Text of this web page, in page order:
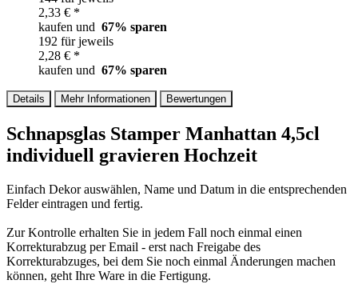
2,33 € *
kaufen und 67% sparen
192 für jeweils
2,28 € *
kaufen und 67% sparen
Details Mehr Informationen Bewertungen
Schnapsglas Stamper Manhattan 4,5cl
individuell gravieren Hochzeit
Einfach Dekor auswählen, Name und Datum in die entsprechenden
Felder eintragen und fertig.
Zur Kontrolle erhalten Sie in jedem Fall noch einmal einen
Korrekturabzug per Email - erst nach Freigabe des
Korrekturabzuges, bei dem Sie noch einmal Änderungen machen
können, geht Ihre Ware in die Fertigung.